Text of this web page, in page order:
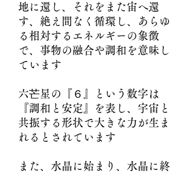
地に還し、それをまた宙へ還
す、絶え間なく循環し、あらゆ
る相対するエネルギーの象徴
で、事物の融合や調和を意味し
ています
六芒星の『６』という数字は
『調和と安定』を表し、宇宙と
共振する形状で大きな力が生ま
れるとされています
また、水晶に始まり、水晶に終